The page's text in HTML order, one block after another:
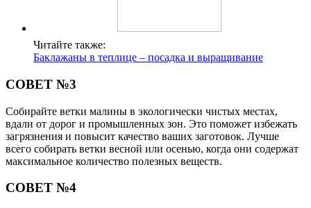
Читайте также:
Баклажаны в теплице – посадка и выращивание
СОВЕТ №3
Собирайте ветки малины в экологически чистых местах,
вдали от дорог и промышленных зон. Это поможет избежать
загрязнения и повысит качество ваших заготовок. Лучше
всего собирать ветки весной или осенью, когда они содержат
максимальное количество полезных веществ.
СОВЕТ №4